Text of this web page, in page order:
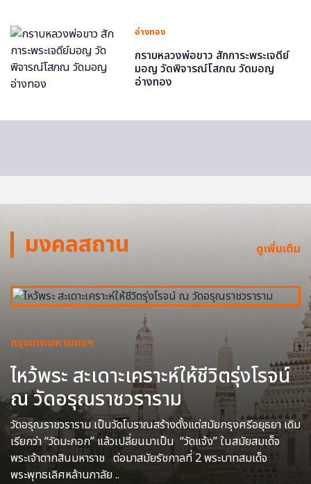
อ่างทอง
กราบหลวงพ่อขาว สักการะพระเจดีย์
มอญ วัดพิจารณ์โสภณ วัดมอญ
อ่างทอง
มงคลสถาน ดูเพิ่มเติม
กรุงเทพมหานครฯ
ไหว้พระ สะเดาะเคราะห์ให้ชีวิตรุ่งโรจน์
ณ วัดอรุณราชวราราม
วัดอรุณราชวราราม เป็นวัดโบราณสร้างตั้งแต่สมัยกรุงศรีอยุธยา เดิม
เรียกว่า “วัดมะกอก” แล้วเปลี่ยนมาเป็น “วัดแจ้ง” ในสมัยสมเด็จ
พระเจ้าตากสินมหาราช ต่อมาสมัยรัชกาลที่ 2 พระบาทสมเด็จ
พระพุทธเลิศหล้านภาลัย ..